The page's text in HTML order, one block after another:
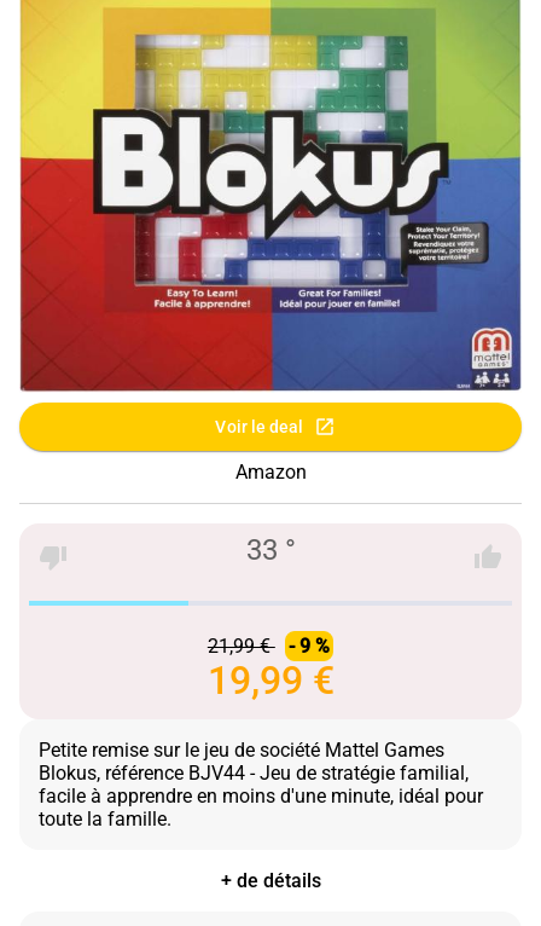
Voir le deal
Amazon
33 °
21,99 € - 9 %
19,99 €
Petite remise sur le jeu de société Mattel Games
Blokus, référence BJV44 - Jeu de stratégie familial,
facile à apprendre en moins d'une minute, idéal pour
+ de détails